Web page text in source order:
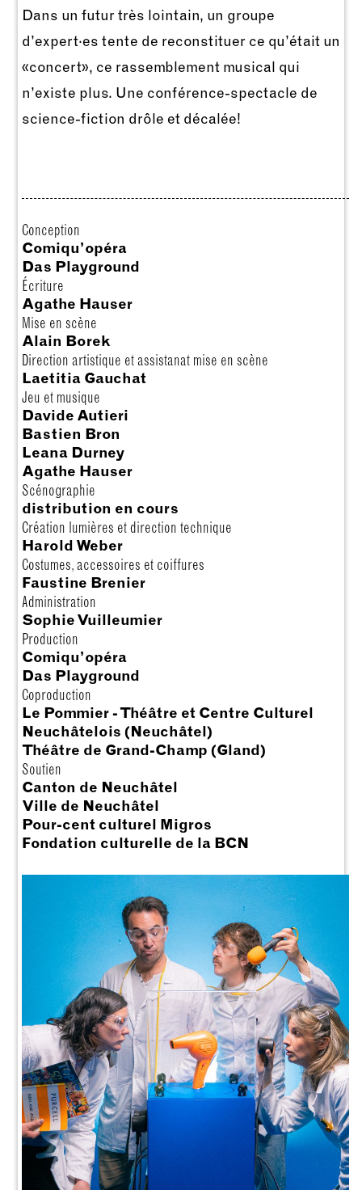
Dans un futur très lointain, un groupe
d’expert·es tente de reconstituer ce qu’était un
«concert», ce rassemblement musical qui
n’existe plus. Une conférence-spectacle de
science-fiction drôle et décalée!
Conception
Comiqu’opéra
Das Playground
Écriture
Agathe Hauser
Mise en scène
Alain Borek
Direction artistique et assistanat mise en scène
Laetitia Gauchat
Jeu et musique
Davide Autieri
Bastien Bron
Leana Durney
Agathe Hauser
Scénographie
distribution en cours
Création lumières et direction technique
Harold Weber
Costumes, accessoires et coiffures
Faustine Brenier
Administration
Sophie Vuilleumier
Production
Comiqu’opéra
Das Playground
Coproduction
Le Pommier - Théâtre et Centre Culturel
Neuchâtelois (Neuchâtel)
Théâtre de Grand-Champ (Gland)
Soutien
Canton de Neuchâtel
Ville de Neuchâtel
Pour-cent culturel Migros
Fondation culturelle de la BCN